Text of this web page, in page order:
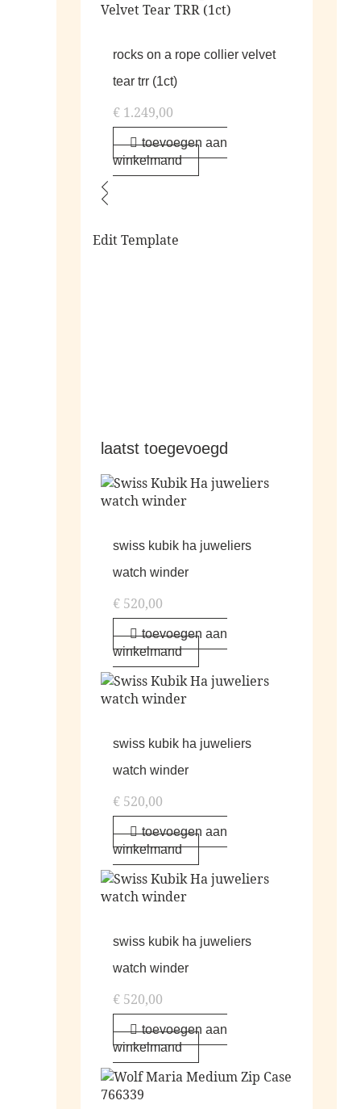
rocks on a rope collier velvet
tear trr (1ct)
€ 1.249,00
toevoegen aan
winkelmand
Edit Template
laatst toegevoegd
swiss kubik ha juweliers
watch winder
€ 520,00
toevoegen aan
winkelmand
swiss kubik ha juweliers
watch winder
€ 520,00
toevoegen aan
winkelmand
swiss kubik ha juweliers
watch winder
€ 520,00
toevoegen aan
winkelmand